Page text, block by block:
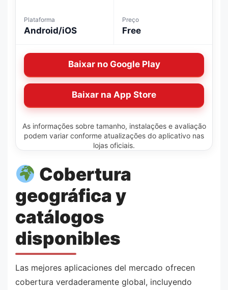
Plataforma
Android/iOS
Preço
Free
Baixar no Google Play
Baixar na App Store
As informações sobre tamanho, instalações e avaliação
podem variar conforme atualizações do aplicativo nas
lojas oficiais.
Cobertura
geográfica y
catálogos
disponibles
Las mejores aplicaciones del mercado ofrecen
cobertura verdaderamente global, incluyendo